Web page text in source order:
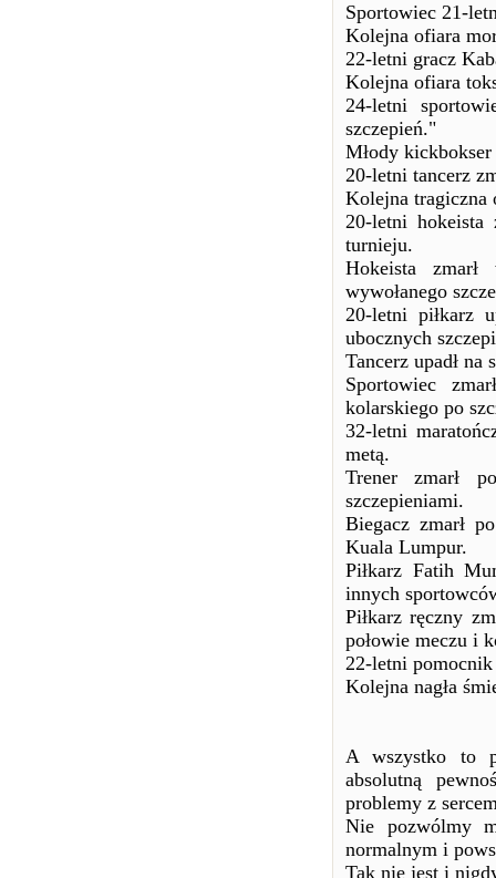
Sportowiec 21-
Kolejna ofiara
22-letni gracz
Kolejna ofiara
24-letni
szczepień."
Młody
20-letni tancerz
Kolejna tragiczna
20-letni hokeista
turnieju.
Hokeista
wywołanego
20-letni piłkarz
ubocznych
Tancerz upadł na
Sportowiec
kolarskiego po
32-letni
metą.
Trener zmarł
szczepieniami.
Biegacz zmarł
Kuala Lumpur.
Piłkarz Fatih
innych
Piłkarz ręczny
połowie meczu i
22-letni pomocnik
Kolejna nagła
A wszystko to
absolutną
problemy z
Nie pozwólmy
normalnym i
Tak nie jest i